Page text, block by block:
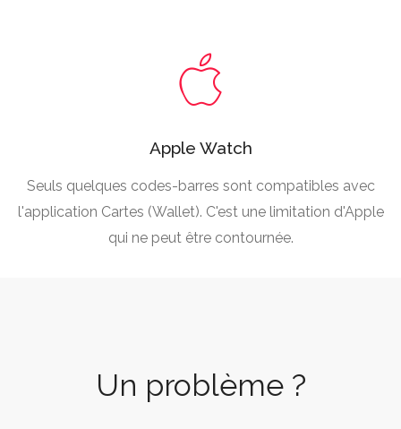
Apple Watch
Seuls quelques codes-barres sont compatibles avec
l'application Cartes (Wallet). C'est une limitation d'Apple
qui ne peut être contournée.
Un problème ?